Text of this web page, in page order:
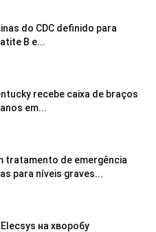
do CDC definido para
B e...
recebe caixa de braços
em...
tratamento de emergência
para níveis graves...
Elecsys на хворобу